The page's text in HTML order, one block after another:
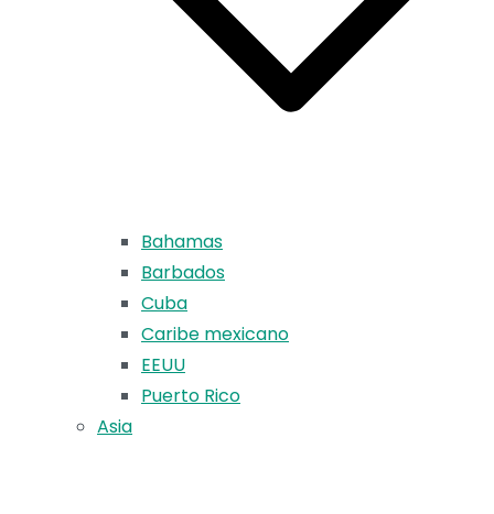
Bahamas
Barbados
Cuba
Caribe mexicano
EEUU
Puerto Rico
Asia